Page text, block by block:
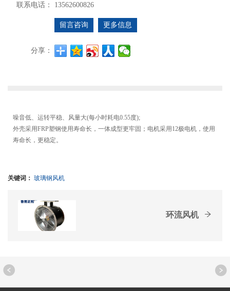
联系电话：
13562600826
留言咨询 更多信息
分享：
噪音低、运转平稳、风量大(每小时耗电0.55度);
外壳采用FRP塑钢使用寿命长，一体成型更牢固；电机采用12极电机，使用
寿命长，更稳定。
关键词： 玻璃钢风机
环流风机